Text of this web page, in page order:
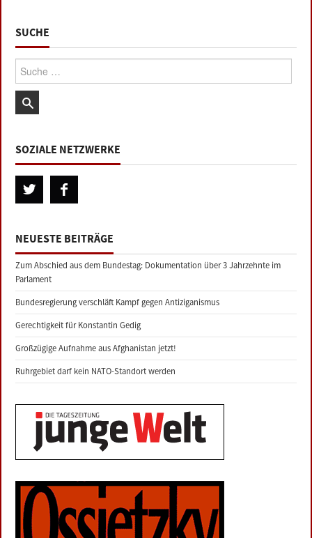
SUCHE
Suche:
SOZIALE NETZWERKE
NEUESTE BEITRÄGE
Zum Abschied aus dem Bundestag: Dokumentation über 3 Jahrzehnte im
Parlament
Bundesregierung verschläft Kampf gegen Antiziganismus
Gerechtigkeit für Konstantin Gedig
Großzügige Aufnahme aus Afghanistan jetzt!
Ruhrgebiet darf kein NATO-Standort werden